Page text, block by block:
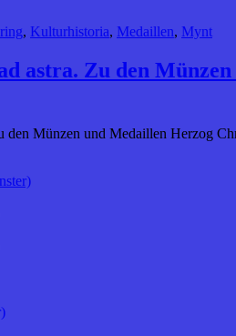
, Kulturhistoria, Medaillen, Mynt
astra. Zu den
den Münzen und Medaillen